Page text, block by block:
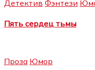
Детектив Фэнтези
Пять сердец тьмы
Проза Юмор